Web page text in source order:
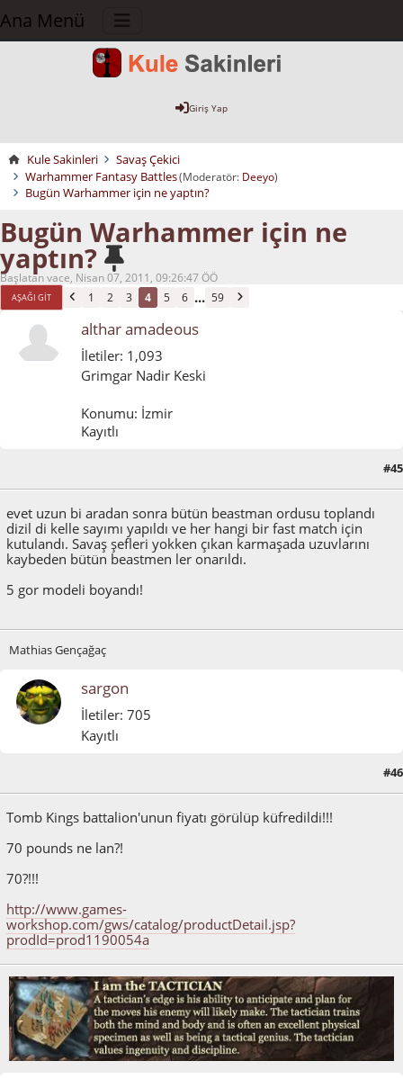
Ana Menü
Giriş Yap
Kule Sakinleri
Savaş Çekici
Warhammer Fantasy Battles(Moderatör: Deeyo)
Bugün Warhammer için ne yaptın?
Bugün Warhammer için ne
yaptın?
Başlatan vace, Nisan 07, 2011, 09:26:47 ÖÖ
AŞAĞI GIT 1 2 3 4 5 6 ... 59
althar amadeous
İletiler: 1,093
Grimgar Nadir Keski
Konumu: İzmir
Kayıtlı
#45
evet uzun bi aradan sonra bütün beastman ordusu toplandı
dizil di kelle sayımı yapıldı ve her hangi bir fast match için
kutulandı. Savaş şefleri yokken çıkan karmaşada uzuvlarını
kaybeden bütün beastmen ler onarıldı.
5 gor modeli boyandı!
Mathias Gençağaç
sargon
İletiler: 705
Kayıtlı
#46
Tomb Kings battalion'unun fiyatı görülüp küfredildi!!!
70 pounds ne lan?!
70?!!!
http://www.games-
workshop.com/gws/catalog/productDetail.jsp?
prodId=prod1190054a